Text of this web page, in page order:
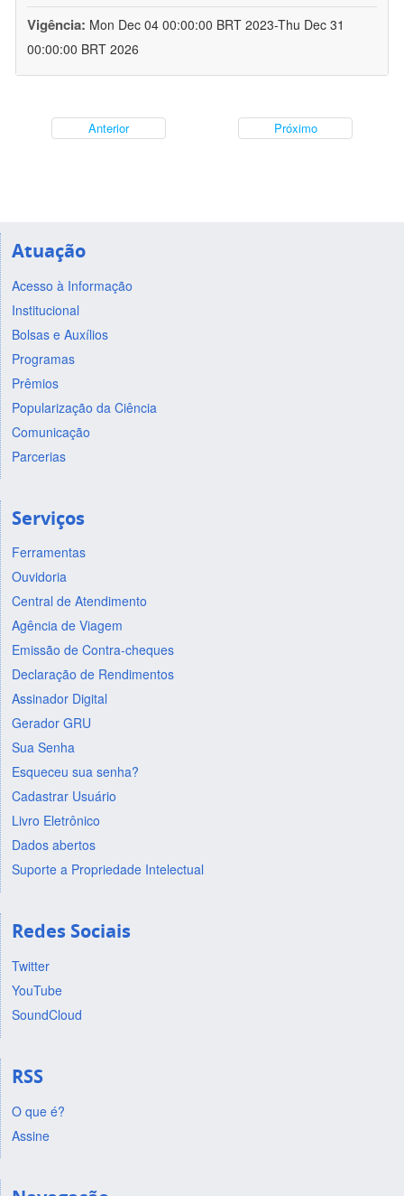
Vigência: Mon Dec 04 00:00:00 BRT 2023-Thu Dec 31
00:00:00 BRT 2026
Anterior Próximo
Atuação
Acesso à Informação
Institucional
Bolsas e Auxílios
Programas
Prêmios
Popularização da Ciência
Comunicação
Parcerias
Serviços
Ferramentas
Ouvidoria
Central de Atendimento
Agência de Viagem
Emissão de Contra-cheques
Declaração de Rendimentos
Assinador Digital
Gerador GRU
Sua Senha
Esqueceu sua senha?
Cadastrar Usuário
Livro Eletrônico
Dados abertos
Suporte a Propriedade Intelectual
Redes Sociais
Twitter
YouTube
SoundCloud
RSS
O que é?
Assine